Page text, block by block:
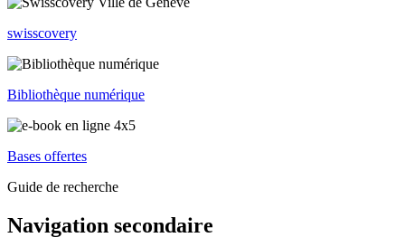
swisscovery
Bibliothèque numérique
Bases offertes
Guide de recherche
Navigation secondaire